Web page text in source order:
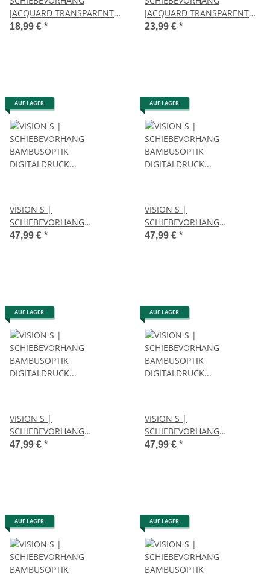
JACQUARD TRANSPARENT
"PINALE" 57cm x 245 cm
18,99 € *
JACQUARD TRANSPARENT
"TIBASO" 57cm x 245 cm
23,99 € *
AUF LAGER
VISION S |
SCHIEBEVORHANG
BAMBUSOPTIK
47,99 € *
AUF LAGER
VISION S |
SCHIEBEVORHANG
BAMBUSOPTIK
47,99 € *
AUF LAGER
VISION S |
SCHIEBEVORHANG
BAMBUSOPTIK
47,99 € *
AUF LAGER
VISION S |
SCHIEBEVORHANG
BAMBUSOPTIK
47,99 € *
AUF LAGER AUF LAGER